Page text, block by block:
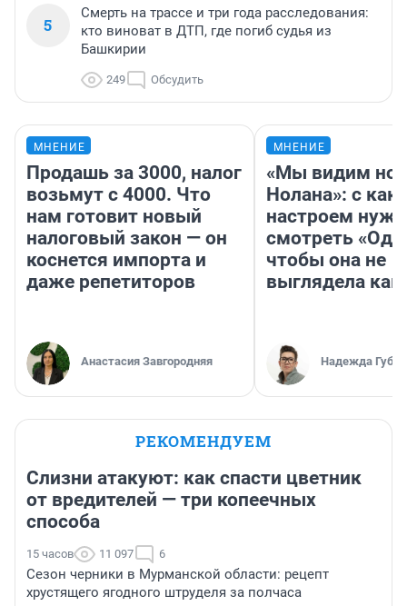
5
Смерть на трассе и три года расследования:
кто виноват в ДТП, где погиб судья из
Башкирии
249 Обсудить
МНЕНИЕ
Продашь за 3000, налог
возьмут с 4000. Что
нам готовит новый
налоговый закон — он
коснется импорта и
даже репетиторов
Анастасия Завгородняя
МНЕНИЕ
«Мы видим
Нолана»: с
настроем
смотреть
чтобы она не
выглядела как
Надежда
РЕКОМЕНДУЕМ
Слизни атакуют: как спасти цветник
от вредителей — три копеечных
способа
15 часов 11 097 6
Сезон черники в Мурманской области: рецепт
хрустящего ягодного штруделя за полчаса